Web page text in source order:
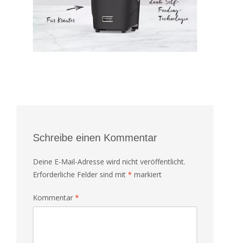
Schreibe einen Kommentar
Deine E-Mail-Adresse wird nicht veröffentlicht.
Erforderliche Felder sind mit * markiert
Kommentar *